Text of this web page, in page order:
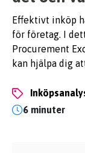
Effektivt inköp
för företag. I
Procurement
kan hjälpa dig
6 minuter